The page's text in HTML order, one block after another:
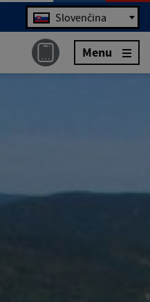
Jazyk Slovenčina
Menu